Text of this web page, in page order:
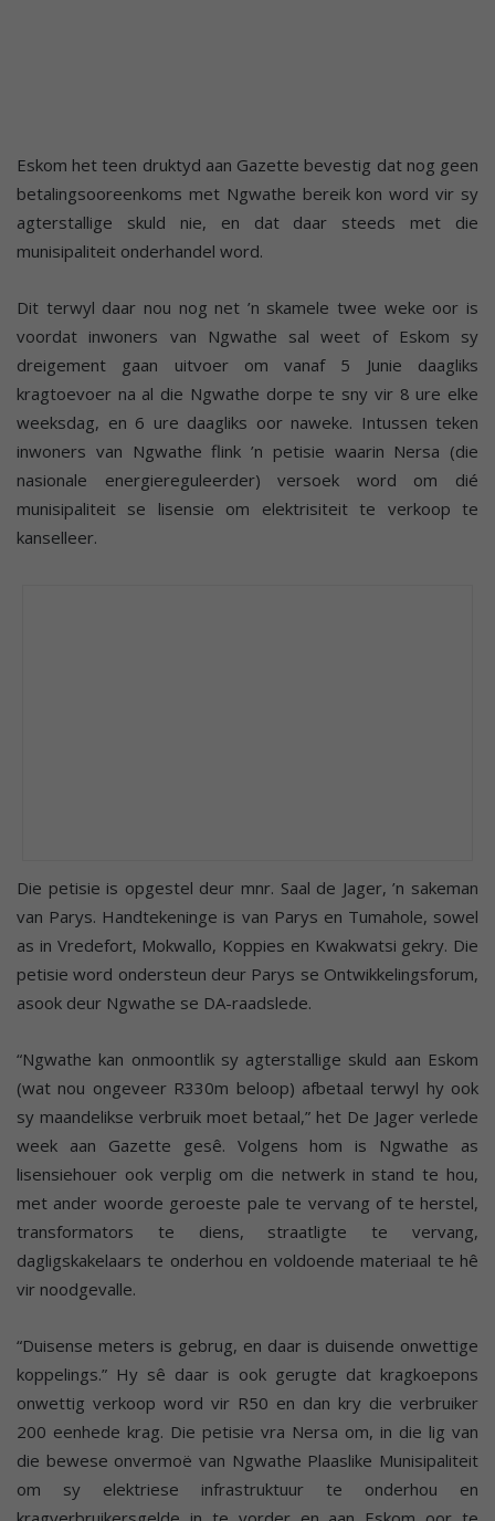
Eskom het teen druktyd aan Gazette bevestig dat nog geen
betalingsooreenkoms met Ngwathe bereik kon word vir sy
agterstallige skuld nie, en dat daar steeds met die
munisipaliteit onderhandel word.
Dit terwyl daar nou nog net ’n skamele twee weke oor is
voordat inwoners van Ngwathe sal weet of Eskom sy
dreigement gaan uitvoer om vanaf 5 Junie daagliks
kragtoevoer na al die Ngwathe dorpe te sny vir 8 ure elke
weeksdag, en 6 ure daagliks oor naweke. Intussen teken
inwoners van Ngwathe flink ’n petisie waarin Nersa (die
nasionale energiereguleerder) versoek word om dié
munisipaliteit se lisensie om elektrisiteit te verkoop te
kanselleer.
Die petisie is opgestel deur mnr. Saal de Jager, ’n sakeman
van Parys. Handtekeninge is van Parys en Tumahole, sowel
as in Vredefort, Mokwallo, Koppies en Kwakwatsi gekry. Die
petisie word ondersteun deur Parys se Ontwikkelingsforum,
asook deur Ngwathe se DA-raadslede.
“Ngwathe kan onmoontlik sy agterstallige skuld aan Eskom
(wat nou ongeveer R330m beloop) afbetaal terwyl hy ook
sy maandelikse verbruik moet betaal,” het De Jager verlede
week aan Gazette gesê. Volgens hom is Ngwathe as
lisensiehouer ook verplig om die netwerk in stand te hou,
met ander woorde geroeste pale te vervang of te herstel,
transformators te diens, straatligte te vervang,
dagligskakelaars te onderhou en voldoende materiaal te hê
vir noodgevalle.
“Duisense meters is gebrug, en daar is duisende onwettige
koppelings.” Hy sê daar is ook gerugte dat kragkoepons
onwettig verkoop word vir R50 en dan kry die verbruiker
200 eenhede krag. Die petisie vra Nersa om, in die lig van
die bewese onvermoë van Ngwathe Plaaslike Munisipaliteit
om sy elektriese infrastruktuur te onderhou en